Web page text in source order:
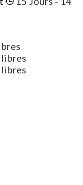
libres
libres